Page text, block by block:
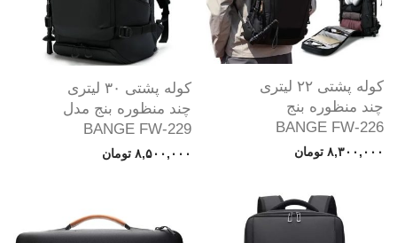
کوله پشتی ۲۲ لیتری
چند منظوره بنج
BANGE FW-226
۸,۳۰۰,۰۰۰ تومان
کوله پشتی ۳۰ لیتری
چند منظوره بنج مدل
BANGE FW-229
۸,۵۰۰,۰۰۰ تومان